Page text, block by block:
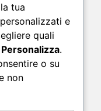
tua
e
quali
Personalizza.
o su
non